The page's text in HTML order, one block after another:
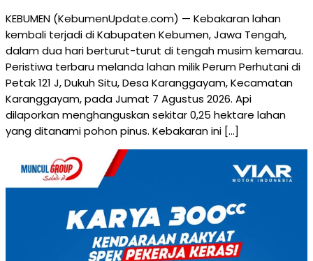
KEBUMEN (KebumenUpdate.com) — Kebakaran lahan
kembali terjadi di Kabupaten Kebumen, Jawa Tengah,
dalam dua hari berturut-turut di tengah musim kemarau.
Peristiwa terbaru melanda lahan milik Perum Perhutani di
Petak 121 J, Dukuh Situ, Desa Karanggayam, Kecamatan
Karanggayam, pada Jumat 7 Agustus 2026. Api
dilaporkan menghanguskan sekitar 0,25 hektare lahan
yang ditanami pohon pinus. Kebakaran ini […]